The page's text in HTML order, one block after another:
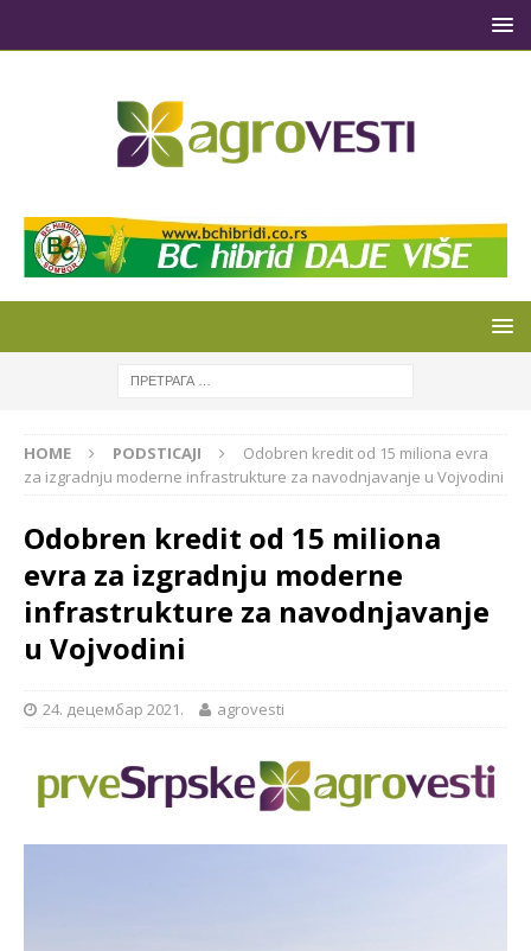
HOME PODSTICAJI
Odobren kredit od 15 miliona evra
za izgradnju moderne infrastrukture za navodnjavanje u Vojvodini
Odobren kredit od 15 miliona
evra za izgradnju moderne
infrastrukture za navodnjavanje
u Vojvodini
24. децембар 2021. agrovesti